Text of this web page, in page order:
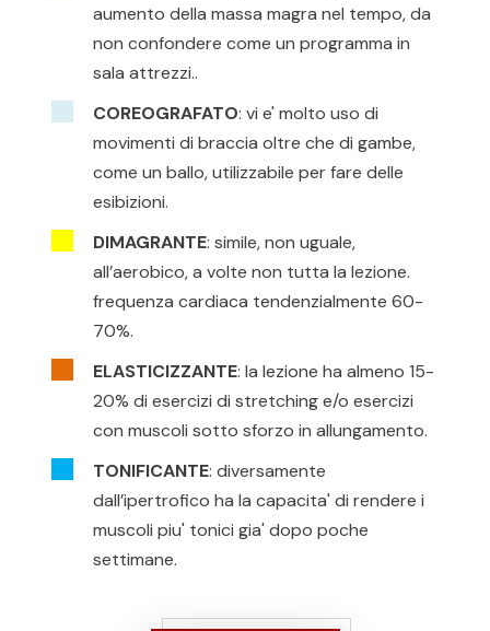
aumento della massa magra nel tempo, da
non confondere come un programma in
sala attrezzi..
COREOGRAFATO: vi e' molto uso di
movimenti di braccia oltre che di gambe,
come un ballo, utilizzabile per fare delle
esibizioni.
DIMAGRANTE: simile, non uguale,
all’aerobico, a volte non tutta la lezione.
frequenza cardiaca tendenzialmente 60-
70%.
ELASTICIZZANTE: la lezione ha almeno 15-
20% di esercizi di stretching e/o esercizi
con muscoli sotto sforzo in allungamento.
TONIFICANTE: diversamente
dall’ipertrofico ha la capacita' di rendere i
muscoli piu' tonici gia' dopo poche
settimane.